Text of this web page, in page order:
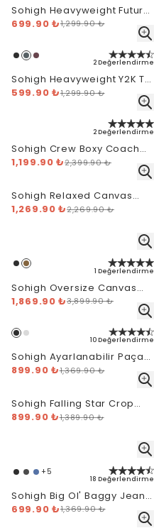
Sohigh Heavyweight Future
Logo T-Shirt - Füme
699.90 ₺1,299.90 ₺
2 Değerlendirme
Sohigh Heavyweight Y2K T-
Shirt - Antrasit
599.90 ₺1,299.90 ₺
2 Değerlendirme
Sohigh Crew Boxy Coach
Ceket - Siyah
1,199.90 ₺2,399.90 ₺
Sohigh Relaxed Canvas
Yelek - Siyah
1,269.90 ₺2,269.90 ₺
1 Değerlendirme
Sohigh Oversize Canvas
Worker Mont - Kahverengi
1,869.90 ₺3,899.90 ₺
10 Değerlendirme
Sohigh Ayarlanabilir Paça
Baggy Eşofman Altı - Siyah
899.90 ₺1,369.90 ₺
Sohigh Falling Star Crop
Hoodie
899.90 ₺1,389.90 ₺
+ 5
18 Değerlendirme
Sohigh Big Ol' Baggy Jeans
- Brown Tint
699.90 ₺1,369.90 ₺